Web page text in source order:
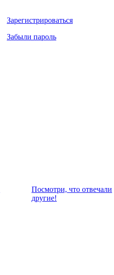
Зарегистрироваться
Забыли пароль
Посмотри, что отвeчали
другие!